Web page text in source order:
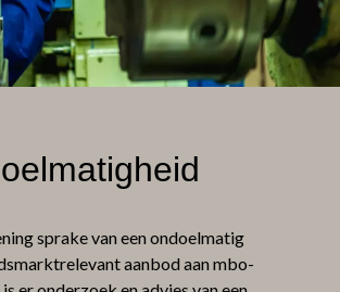
sprake van een ondoelmatig
aanbod aan mbo-